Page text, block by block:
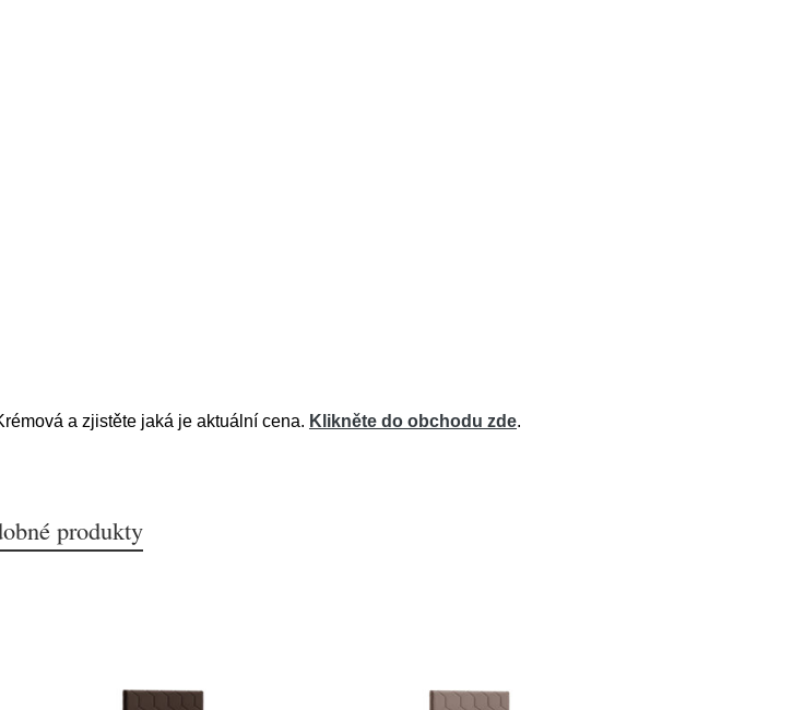
a zjistěte jaká je aktuální cena. Klikněte do obchodu zde.
produkty